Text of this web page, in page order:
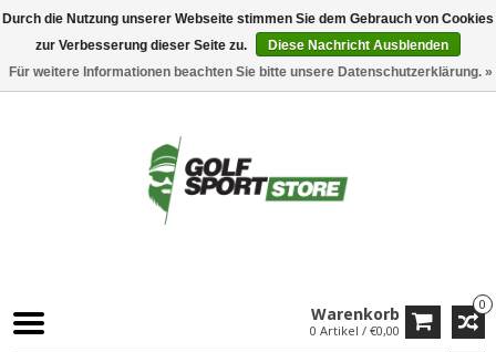
0
Warenkorb
0 Artikel / €0,00
Durch die Nutzung unserer Webseite stimmen Sie dem Gebrauch von Cookies
zur Verbesserung dieser Seite zu.
Diese Nachricht Ausblenden
Für weitere Informationen beachten Sie bitte unsere Datenschutzerklärung. »